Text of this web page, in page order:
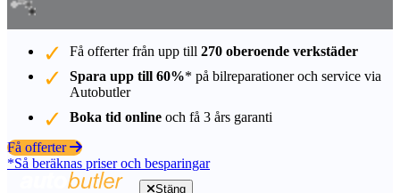
Få offerter från upp till 270 oberoende verkstäder
Spara upp till 60%* på bilreparationer och service via
Autobutler
Boka tid online och få 3 års garanti
Få offerter
*Så beräknas priser och besparingar
Stäng